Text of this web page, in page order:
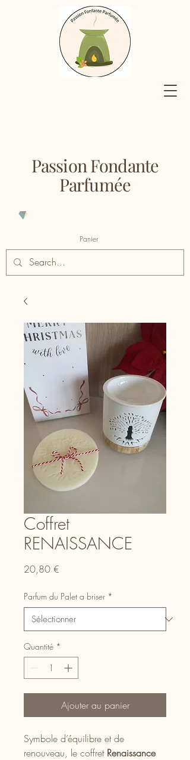
Passion Fondante
Parfumée
Panier
Coffret
RENAISSANCE
20,80 €
Parfum du Palet a briser *
Quantité *
Ajouter au panier
Symbole d’équilibre et de
renouveau, le coffret Renaissance